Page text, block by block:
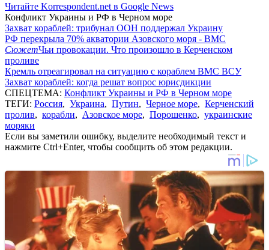
Читайте Korrespondent.net в Google News
Конфликт Украины и РФ в Черном море
Захват кораблей: трибунал ООН поддержал Украину
РФ перекрыла 70% акватории Азовского моря - ВМС
СюжетЧьи провокации. Что произошло в Керченском
проливе
Кремль отреагировал на ситуацию с кораблем ВМС ВСУ
Захват кораблей: когда решат вопрос юрисдикции
СПЕЦТЕМА: Конфликт Украины и РФ в Черном море
ТЕГИ: Россия, Украина, Путин, Черное море, Керченский
пролив, корабли, Азовское море, Порошенко, украинские
моряки
Если вы заметили ошибку, выделите необходимый текст и
нажмите Ctrl+Enter, чтобы сообщить об этом редакции.